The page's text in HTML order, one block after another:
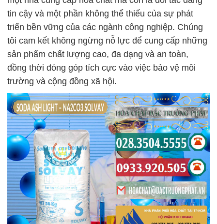
tin cậy và một phần không thể thiếu của sự phát
triển bền vững của các ngành công nghiệp. Chúng
tôi cam kết không ngừng nỗ lực để cung cấp những
sản phẩm chất lượng cao, đa dạng và an toàn,
đồng thời đóng góp tích cực vào việc bảo vệ môi
trường và cộng đồng xã hội.